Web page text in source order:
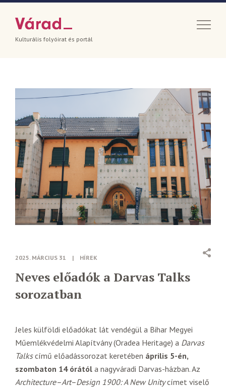
Kulturális folyóirat és portál
2025. MÁRCIUS 31 | HÍREK
Neves előadók a Darvas Talks
sorozatban
Jeles külföldi előadókat lát vendégül a Bihar Megyei
Műemlékvédelmi Alapítvány (Oradea Heritage) a Darvas
Talkscímű előadássorozat keretében április 5-én,
szombaton 14 órától a nagyváradi Darvas-házban. Az
Architecture–Art–Design 1900: A New Unitycímet viselő